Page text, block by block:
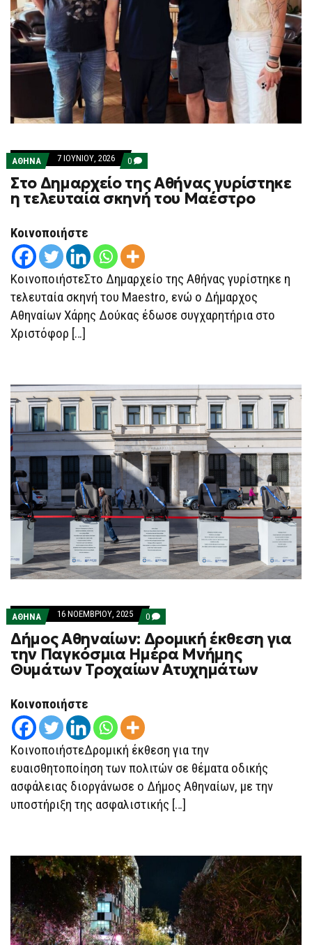
ΑΘΗΝΑ 7 ΙΟΥΝΊΟΥ, 2026 0 COMMENTS
ON
ΣΤΟ
ΔΗΜΑΡΧΕΊΟ
ΤΗΣ
ΤΕΛΕΥΤΑΊΑ
ΣΚΗΝΉ
ΤΟΥ
ΜΑΈΣΤΡΟ
Στο Δημαρχείο της Αθήνας γυρίστηκε
η τελευταία σκηνή του Μαέστρο
Κοινοποιήστε
ΚοινοποιήστεΣτο Δημαρχείο της Αθήνας γυρίστηκε η
τελευταία σκηνή του Maestro, ενώ ο Δήμαρχος
Αθηναίων Χάρης Δούκας έδωσε συγχαρητήρια στο
Χριστόφορ […]
ΑΘΗΝΑ 16 ΝΟΕΜΒΡΊΟΥ, 2025 0 COMMENTS
ON
ΔΉΜΟΣ
ΑΘΗΝΑΊΩΝ:
ΔΡΟΜΙΚΉ
ΈΚΘΕΣΗ
ΑΤΥΧΗΜΆΤΩΝ
Δήμος Αθηναίων: Δρομική έκθεση για
την Παγκόσμια Ημέρα Μνήμης
Θυμάτων Τροχαίων Ατυχημάτων
Κοινοποιήστε
ΚοινοποιήστεΔρομική έκθεση για την
ευαισθητοποίηση των πολιτών σε θέματα οδικής
ασφάλειας διοργάνωσε ο Δήμος Αθηναίων, με την
υποστήριξη της ασφαλιστικής […]